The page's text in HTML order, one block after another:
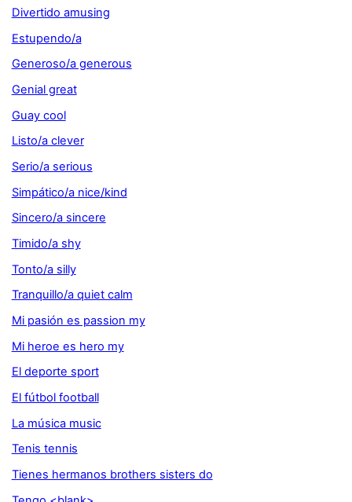
Divertido amusing
Estupendo/a
Generoso/a generous
Genial great
Guay cool
Listo/a clever
Serio/a serious
Simpático/a nice/kind
Sincero/a sincere
Timido/a shy
Tonto/a silly
Tranquillo/a quiet calm
Mi pasión es passion my
Mi heroe es hero my
El deporte sport
El fútbol football
La música music
Tenis tennis
Tienes hermanos brothers sisters do